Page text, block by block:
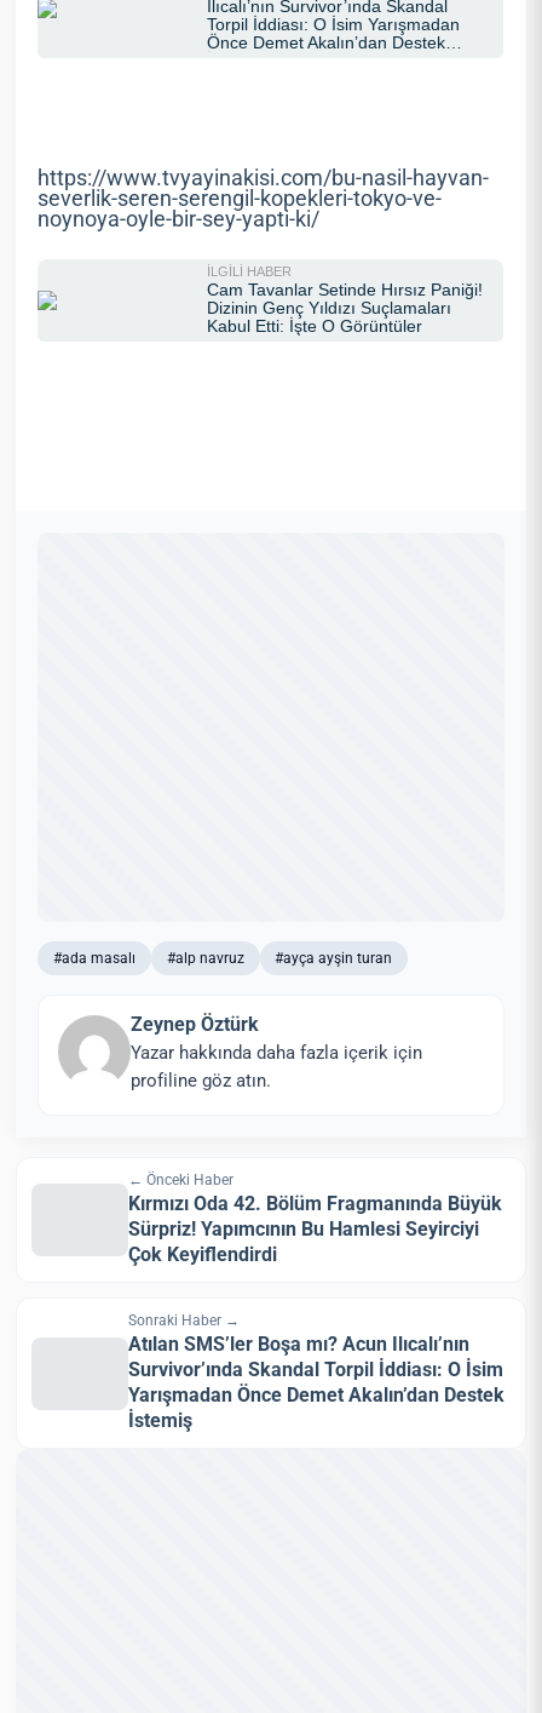
https://www.tvyayinakisi.com/bu-nasil-hayvan-
severlik-seren-serengil-kopekleri-tokyo-ve-
noynoya-oyle-bir-sey-yapti-ki/
#ada masalı #alp navruz #ayça ayşin turan
Zeynep Öztürk
Yazar hakkında daha fazla içerik için
profiline göz atın.
← Önceki Haber
Kırmızı Oda 42. Bölüm Fragmanında Büyük
Sürpriz! Yapımcının Bu Hamlesi Seyirciyi
Çok Keyiflendirdi
Sonraki Haber →
Atılan SMS’ler Boşa mı? Acun Ilıcalı’nın
Survivor’ında Skandal Torpil İddiası: O İsim
Yarışmadan Önce Demet Akalın’dan Destek
İstemiş